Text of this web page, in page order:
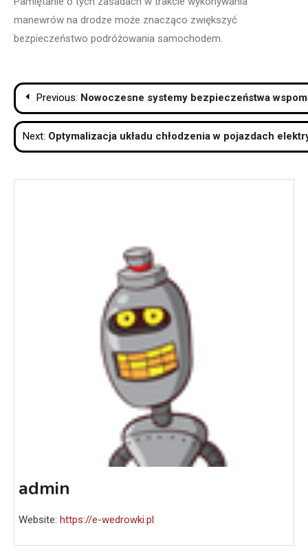
manewrów na drodze może znacząco zwiększyć
bezpieczeństwo podróżowania samochodem.
Nawigacja
wpisu
Previous: Nowoczesne systemy bezpieczeństwa
Next: Optymalizacja układu chłodzenia w pojazdach
admin
Website: https://e-wedrowki.pl